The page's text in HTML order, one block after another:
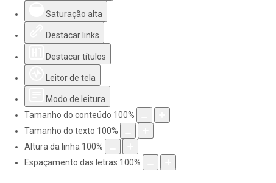
Saturação alta
Destacar links
Destacar títulos
Leitor de tela
Modo de leitura
Tamanho do conteúdo 100%
Tamanho do texto 100%
Altura da linha 100%
Espaçamento das letras 100%